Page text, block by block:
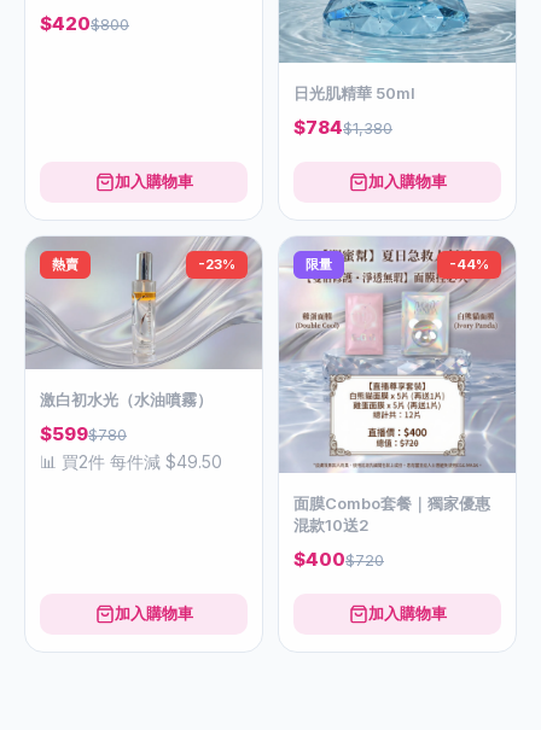
$420$800
加入購物車
日光肌精華 50ml
$784$1,380
加入購物車
熱賣 -23%
激白初水光（水油噴霧）
$599$780
📊 買2件 每件減 $49.50
加入購物車
限量 -44%
面膜Combo套餐｜獨家優惠
混款10送2
$400$720
加入購物車